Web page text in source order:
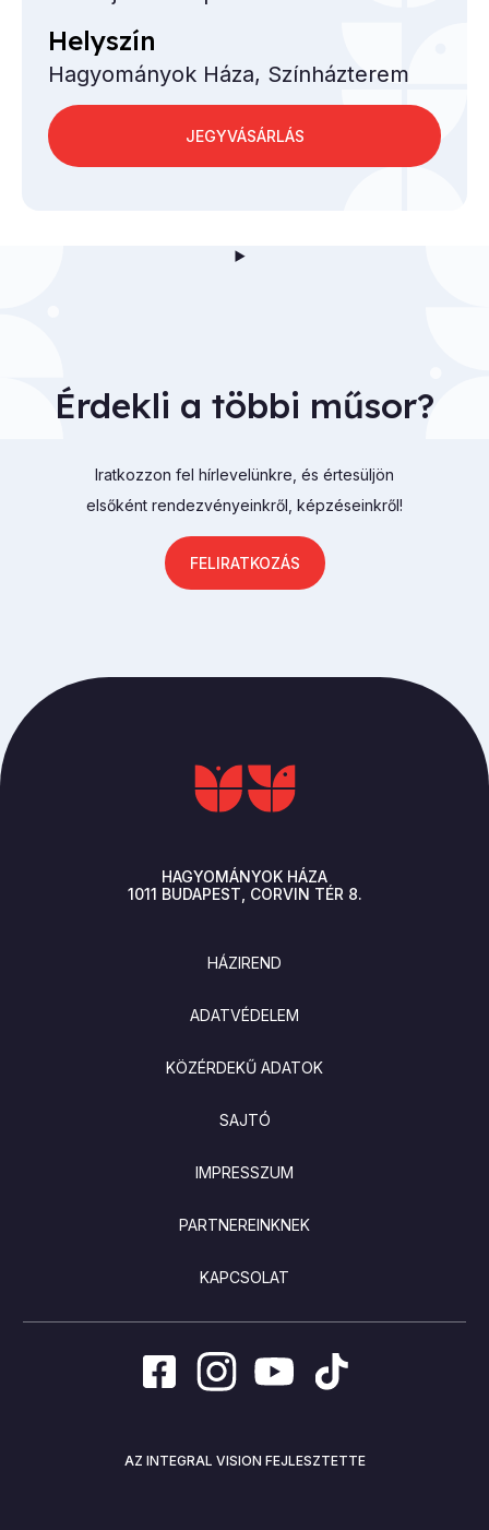
Helyszín
Hagyományok Háza, Színházterem
JEGYVÁSÁRLÁS
Érdekli a többi műsor?
Iratkozzon fel hírlevelünkre, és értesüljön
elsőként rendezvényeinkről, képzéseinkről!
FELIRATKOZÁS
HAGYOMÁNYOK HÁZA
1011 BUDAPEST CORVIN TÉR 8.
HÁZIREND
ADATVÉDELEM
KÖZÉRDEKŰ ADATOK
SAJTÓ
IMPRESSZUM
PARTNEREINKNEK
KAPCSOLAT
AZ INTEGRAL VISION FEJLESZTETTE